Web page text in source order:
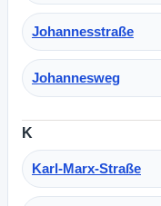
Johannesstraße
Johannesweg
K
Karl-Marx-Straße